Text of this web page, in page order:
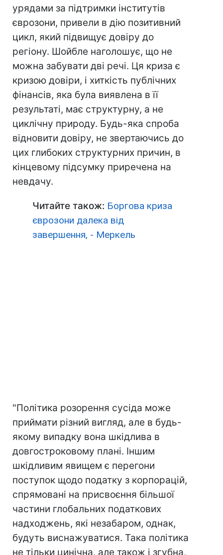
урядами за підтримки інститутів
єврозони, привели в дію позитивний
цикл, який підвищує довіру до
регіону. Шойбле наголошує, що не
можна забувати дві речі. Ця криза є
кризою довіри, і хиткість публічних
фінансів, яка була виявлена в її
результаті, має структурну, а не
циклічну природу. Будь-яка спроба
відновити довіру, не звертаючись до
цих глибоких структурних причин, в
кінцевому підсумку приречена на
невдачу.
Читайте також: Боргова криза
єврозони далека від
завершення, - Меркель
"Політика розорення сусіда може
приймати різний вигляд, але в будь-
якому випадку вона шкідлива в
довгостроковому плані. Іншим
шкідливим явищем є перегони
поступок щодо податку з корпорацій,
спрямовані на присвоєння більшої
частини глобальних податкових
надходжень, які незабаром, однак,
будуть виснажуватися. Така політика
не тільки цинічна, але також і згубна,